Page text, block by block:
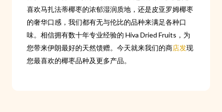
喜欢马扎法蒂椰枣的浓郁湿润质地，还是皮亚罗姆椰枣
的奢华口感，我们都有无与伦比的品种来满足各种口
味。相信拥有数十年专业经验的 Hiva Dried Fruits，为
您带来伊朗最好的天然馈赠。今天就来我们的商店发现
您最喜欢的椰枣品种及更多产品。